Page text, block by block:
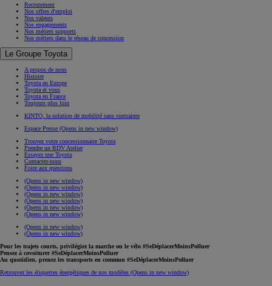
Recrutement
Nos offres d'emploi
Nos valeurs
Nos engagements
Nos métiers supports
Nos métiers dans le réseau de concession
Le Groupe Toyota
A propos de nous
Histoire
Toyota en Europe
Toyota et vous
Toyota en France
Toujours plus loin
KINTO, la solution de mobilité sans contrainte
Espace Presse (Opens in new window)
Trouvez votre concessionnaire Toyota
Prendre un RDV Atelier
Essayez une Toyota
Contactez-nous
Foire aux questions
(Opens in new window)
(Opens in new window)
(Opens in new window)
(Opens in new window)
(Opens in new window)
(Opens in new window)
(Opens in new window)
(Opens in new window)
Pour les trajets courts, privilégiez la marche ou le vélo #SeDéplacerMoinsPolluer
Pensez à covoiturer #SeDéplacerMoinsPolluer
Au quotidien, prenez les transports en commun #SeDéplacerMoinsPolluer
Retrouvez les étiquettes énergétiques de nos modèles (Opens in new window)